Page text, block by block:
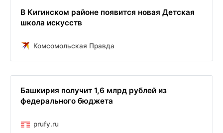
В Кигинском районе появится новая Детская
школа искусств
Комсомольская Правда
Башкирия получит 1,6 млрд рублей из
федерального бюджета
prufy.ru